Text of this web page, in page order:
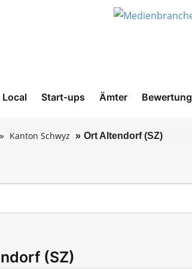
Local Start-ups Ämter Bewertung
Kanton Schwyz Ort Altendorf (SZ)
(SZ)